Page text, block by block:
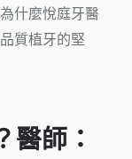
什麼悅庭牙醫
質植牙的堅
醫師：